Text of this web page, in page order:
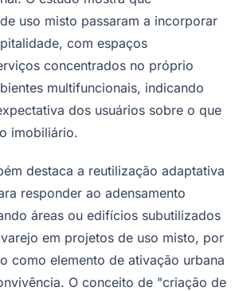
uso misto passaram a incorporar
com espaços
concentrados no próprio
multifuncionais, indicando
dos usuários sobre o que
imobiliário.
destaca a reutilização adaptativa
responder ao adensamento
áreas ou edifícios subutilizados
em projetos de uso misto, por
como elemento de ativação urbana
O conceito de "criação de